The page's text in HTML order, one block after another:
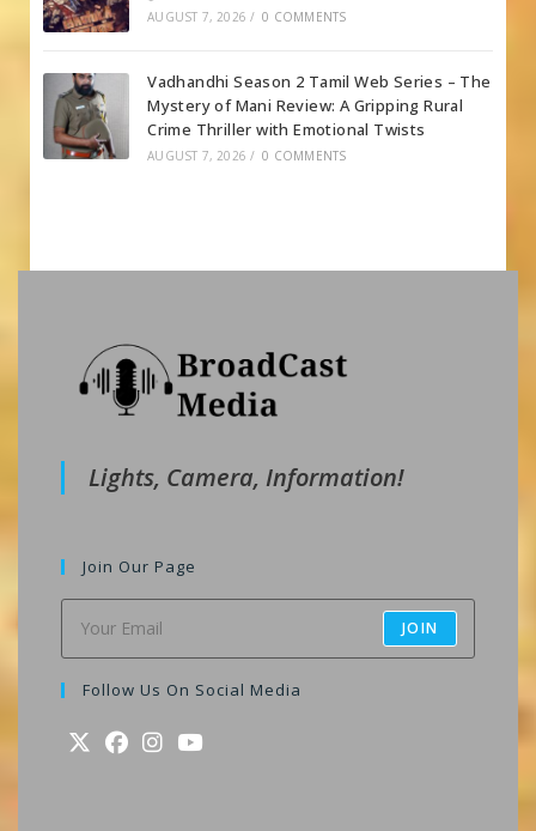
AUGUST 7, 2026 / 0 COMMENTS
Vadhandhi Season 2 Tamil Web Series – The
Mystery of Mani Review: A Gripping Rural
Crime Thriller with Emotional Twists
AUGUST 7, 2026 / 0 COMMENTS
Lights, Camera, Information!
Join Our Page
JOIN
Follow Us On Social Media